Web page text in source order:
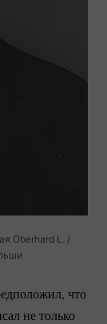
Oberhard L. /
что
не только